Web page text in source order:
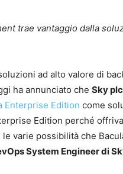
trae vantaggio dalla
ad alto valore di
ha annunciato che Sky plc
Enterprise Edition come
Edition perché
varie possibilità che
System Engineer di